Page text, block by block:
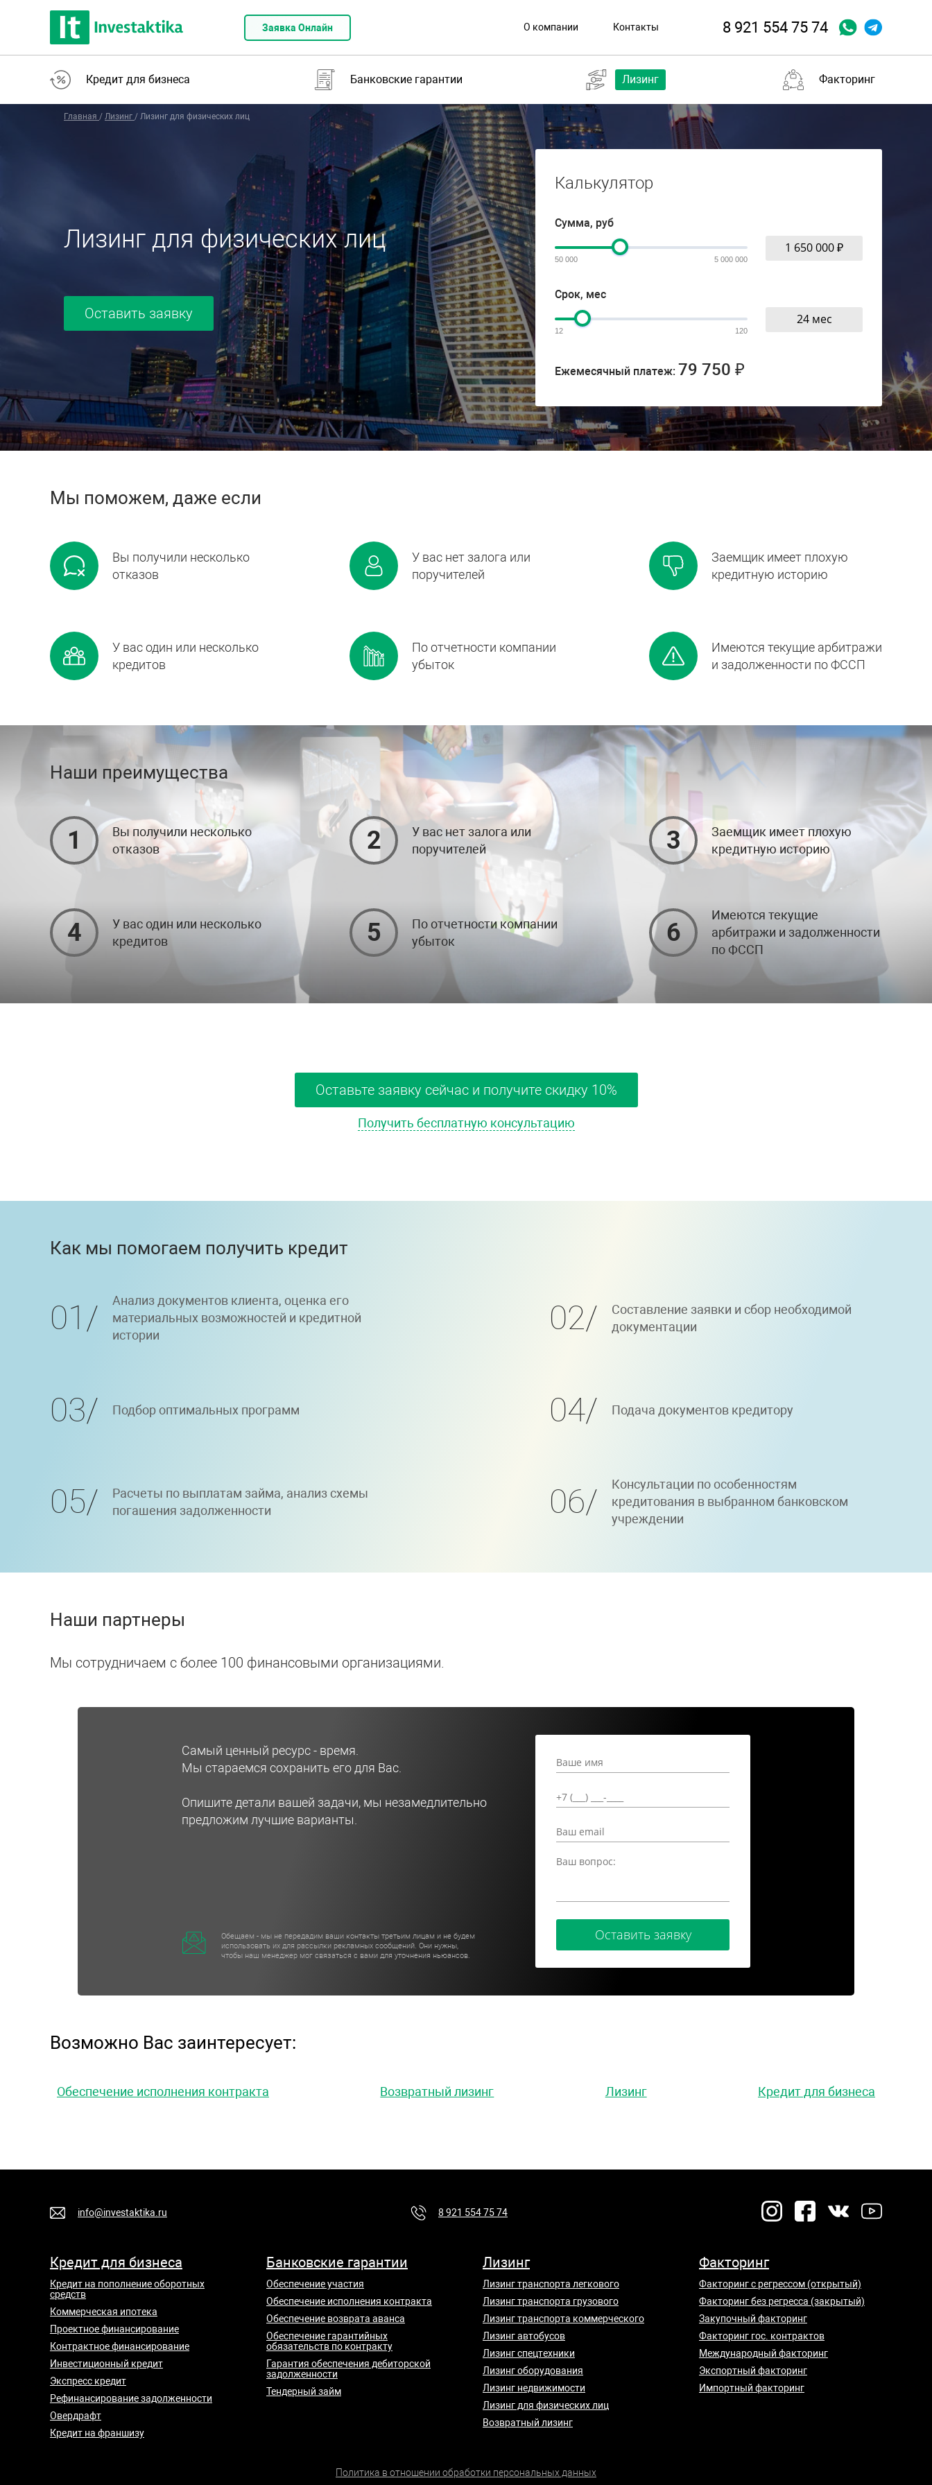
Заявка Онлайн О компании Контакты 8 921 554 75 74
Кредит для бизнеса Банковские гарантии Лизинг Факторинг
Главная / Лизинг / Лизинг для физических лиц
Лизинг для физических лиц
Оставить заявку
Калькулятор
Сумма, руб
50 000 5 000 000
Срок, мес
12 120
Ежемесячный платеж: 79 750 ₽
Мы поможем, даже если
Вы получили несколько
отказов
У вас нет залога или
поручителей
Заемщик имеет плохую
кредитную историю
У вас один или несколько
кредитов
По отчетности компании
убыток
Имеются текущие арбитражи
и задолженности по ФССП
Наши преимущества
1
Вы получили несколько
отказов
2
У вас нет залога или
поручителей
3
Заемщик имеет плохую
кредитную историю
4
У вас один или несколько
кредитов
5
По отчетности компании
убыток
6
Имеются текущие
арбитражи и задолженности
по ФССП
Оставьте заявку сейчас и получите скидку 10%
Получить бесплатную консультацию
Как мы помогаем получить кредит
01
Анализ документов клиента, оценка его
материальных возможностей и кредитной
истории
02
Составление заявки и сбор необходимой
документации
03 Подбор оптимальных программ 04 Подача документов кредитору
05
Расчеты по выплатам займа, анализ схемы
погашения задолженности
06
Консультации по особенностям
кредитования в выбранном банковском
учреждении
Наши партнеры
Мы сотрудничаем с более 100 финансовыми организациями.
Самый ценный ресурс - время.
Мы стараемся сохранить его для Вас.
Опишите детали вашей задачи, мы незамедлительно
предложим лучшие варианты.
Обещаем - мы не передадим ваши контакты третьим лицам и не будем
использовать их для рассылки рекламных сообщений. Они нужны,
чтобы наш менеджер мог связаться с вами для уточнения ньюансов.
Оставить заявку
Возможно Вас заинтересует:
Обеспечение исполнения контракта Возвратный лизинг Лизинг Кредит для бизнеса
info@investaktika.ru 8 921 554 75 74
Кредит для бизнеса
Кредит на пополнение оборотных
средств
Коммерческая ипотека
Проектное финансирование
Контрактное финансирование
Инвестиционный кредит
Экспресс кредит
Рефинансирование задолженности
Овердрафт
Кредит на франшизу
Банковские гарантии
Обеспечение участия
Обеспечение исполнения контракта
Обеспечение возврата аванса
Обеспечение гарантийных
обязательств по контракту
Гарантия обеспечения дебиторской
задолженности
Тендерный займ
Лизинг
Лизинг транспорта легкового
Лизинг транспорта грузового
Лизинг транспорта коммерческого
Лизинг автобусов
Лизинг спецтехники
Лизинг оборудования
Лизинг недвижимости
Лизинг для физических лиц
Возвратный лизинг
Факторинг
Факторинг с регрессом (открытый)
Факторинг без регресса (закрытый)
Закупочный факторинг
Факторинг гос. контрактов
Международный факторинг
Экспортный факторинг
Импортный факторинг
Политика в отношении обработки персональных данных